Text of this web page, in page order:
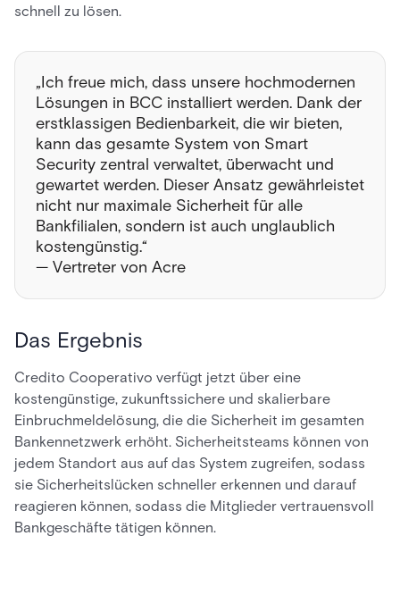
schnell zu lösen.
„Ich freue mich, dass unsere hochmodernen
Lösungen in BCC installiert werden. Dank der
erstklassigen Bedienbarkeit, die wir bieten,
kann das gesamte System von Smart
Security zentral verwaltet, überwacht und
gewartet werden. Dieser Ansatz gewährleistet
nicht nur maximale Sicherheit für alle
Bankfilialen, sondern ist auch unglaublich
kostengünstig.“
— Vertreter von Acre
Das Ergebnis
Credito Cooperativo verfügt jetzt über eine
kostengünstige, zukunftssichere und skalierbare
Einbruchmeldelösung, die die Sicherheit im gesamten
Bankennetzwerk erhöht. Sicherheitsteams können von
jedem Standort aus auf das System zugreifen, sodass
sie Sicherheitslücken schneller erkennen und darauf
reagieren können, sodass die Mitglieder vertrauensvoll
Bankgeschäfte tätigen können.